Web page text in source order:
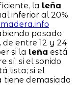
la leña
inferior al 20%.
pasado
de entre 12 y 24
si la leña está
sí: si el sonido
lista; si el
tiene demasiada